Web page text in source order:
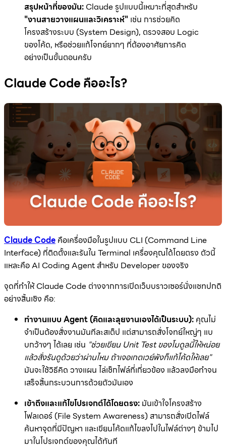
สรุปหน้าที่ของมัน: Claude รูปแบบนี้เหมาะที่สุดสำหรับ
"งานสายวางแผนและวิเคราะห์" เช่น การช่วยคิด
โครงสร้างระบบ (System Design), ตรวจสอบ Logic
ของโค้ด, หรือช่วยแก้โจทย์ยากๆ ที่ต้องอาศัยการคิด
อย่างเป็นขั้นตอนครับ
Claude Code คืออะไร?
Claude Code คือเครื่องมือในรูปแบบ CLI (Command Line
Interface) ที่ติดตั้งและรันใน Terminal เครื่องคุณได้โดยตรง ตัวนี้
แหละคือ AI Coding Agent สำหรับ Developer ของจริง
จุดที่ทำให้ Claude Code ต่างจากการเปิดเว็บบราวเซอร์นั่งแชทปกติ
อย่างสิ้นเชิง คือ:
ทำงานแบบ Agent (คิดและลุยงานเองได้เป็นระบบ): คุณไม่
จำเป็นต้องสั่งงานมันทีละสเต็ป แต่สามารถสั่งโจทย์ใหญ่ๆ แบ
บกว้างๆ ได้เลย เช่น "ช่วยเขียน Unit Test ของโมดูลนี้ให้หน่อย
แล้วสั่งรันดูด้วยว่าผ่านไหม ถ้าเจอเกตเวย์พังก็แก้โค้ดให้เลย"
มันจะใช้วิธีคิด วางแผน ไล่เช็กไฟล์ที่เกี่ยวข้อง แล้วลงมือทำจน
เสร็จสิ้นกระบวนการด้วยตัวมันเอง
เข้าถึงและแก้ไขโปรเจกต์ได้โดยตรง: มันเข้าใจโครงสร้าง
โฟลเดอร์ (File System Awareness) สามารถสั่งเปิดไฟล์
ค้นหาจุดที่มีปัญหา และเขียนโค้ดแก้ไขลงไปในไฟล์ต่างๆ ข้ามไป
มาในโปรเจกต์ของคุณได้ทันที